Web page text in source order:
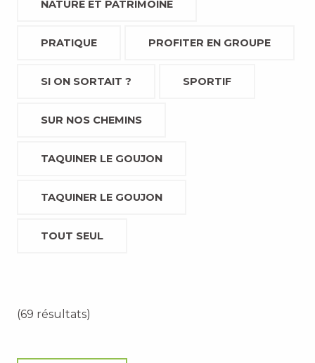
NATURE ET PATRIMOINE
PRATIQUE PROFITER EN GROUPE
SI ON SORTAIT ? SPORTIF
SUR NOS CHEMINS
TAQUINER LE GOUJON
TAQUINER LE GOUJON
TOUT SEUL
(69 résultats)